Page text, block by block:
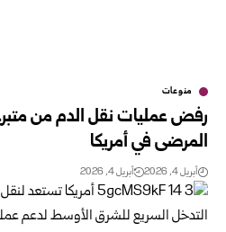
منوعات
رفض عمليات نقل الدم من
المرضى في أمريكا
أبريل 4, 2026 أبريل 4, 2026